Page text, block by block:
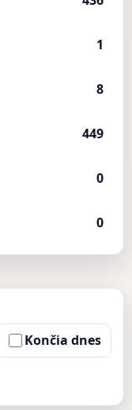
1
8
449
0
0
Končia dnes